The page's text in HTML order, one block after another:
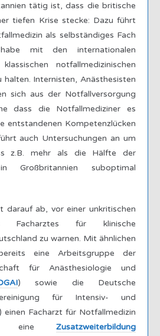
tätig ist, dass die britische
tiefen Krise stecke: Dazu führt
als selbständiges Fach
mit den internationalen
notfallmedizinischen
halten. Internisten, Anästhesisten
sich aus der Notfallversorgung
dass die Notfallmediziner es
entstandenen Kompetenzlücken
auch Untersuchungen an um
z.B. mehr als die Hälfte der
Großbritannien suboptimal
darauf ab, vor einer unkritischen
Facharztes für klinische
zu warnen. Mit ähnlichen
eine Arbeitsgruppe der
für Anästhesiologie und
) sowie die Deutsche
für Intensiv- und
) einen Facharzt für Notfallmedizin
eine Zusatzweiterbildung